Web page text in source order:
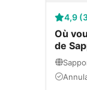
4,9
Où
de